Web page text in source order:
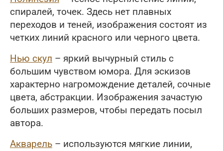
спиралей, точек. Здесь нет плавных
переходов и теней, изображения состоят из
четких линий красного или черного цвета.
Нью скул – яркий вычурный стиль с
большим чувством юмора. Для эскизов
характерно нагромождение деталей, сочные
цвета, абстракции. Изображения зачастую
больших размеров, чтобы передать посыл
автора.
Акварель – используются мягкие линии,